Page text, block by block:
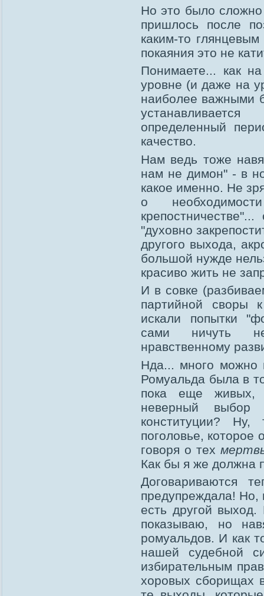
Но это было
пришлось после
каким-то
покаяния это не
Понимаете... как
уровне (и даже на
наиболее важными
определенный
качество.
Нам ведь тоже
нам не димон" - в
какое именно. Не
о
"духовно
другого выхода,
большой нужде
красиво жить не
И в совке
партийной своры
искали попытки
сами ничуть
нравственному
Нда... много можно
Ромуальда была в
пока еще живых,
неверный
конституции?
поголовье, которое
говоря о тех
Как бы я же должна
Договариваются
предупреждала! Но,
есть другой
показываю, но
ромуальдов. И как
нашей судебной
избирательным
хоровых сборищах